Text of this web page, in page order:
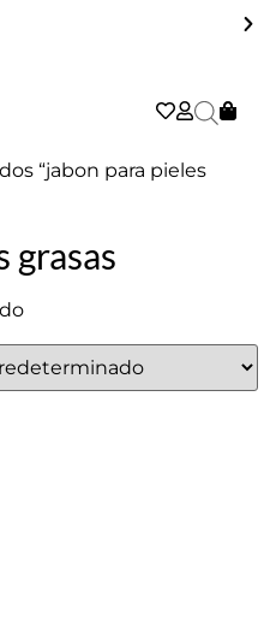
3 DÍAS
“jabon para pieles
grasas